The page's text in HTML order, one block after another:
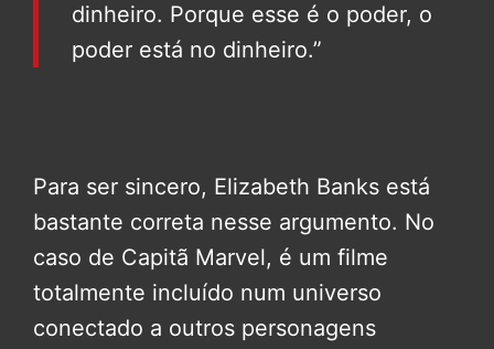
dinheiro. Porque esse é o poder, o
poder está no dinheiro.”
Para ser sincero, Elizabeth Banks está
bastante correta nesse argumento. No
caso de Capitã Marvel, é um filme
totalmente incluído num universo
conectado a outros personagens